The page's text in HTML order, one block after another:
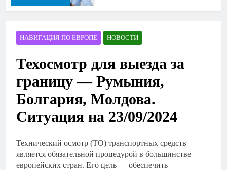
НАВИГАЦИЯ ПО ЕВРОПЕ НОВОСТИ
Техосмотр для выезда за
границу — Румыния,
Болгария, Молдова.
Ситуация на 23/09/2024
Технический осмотр (ТО) транспортных средств
является обязательной процедурой в большинстве
европейских стран. Его цель — обеспечить